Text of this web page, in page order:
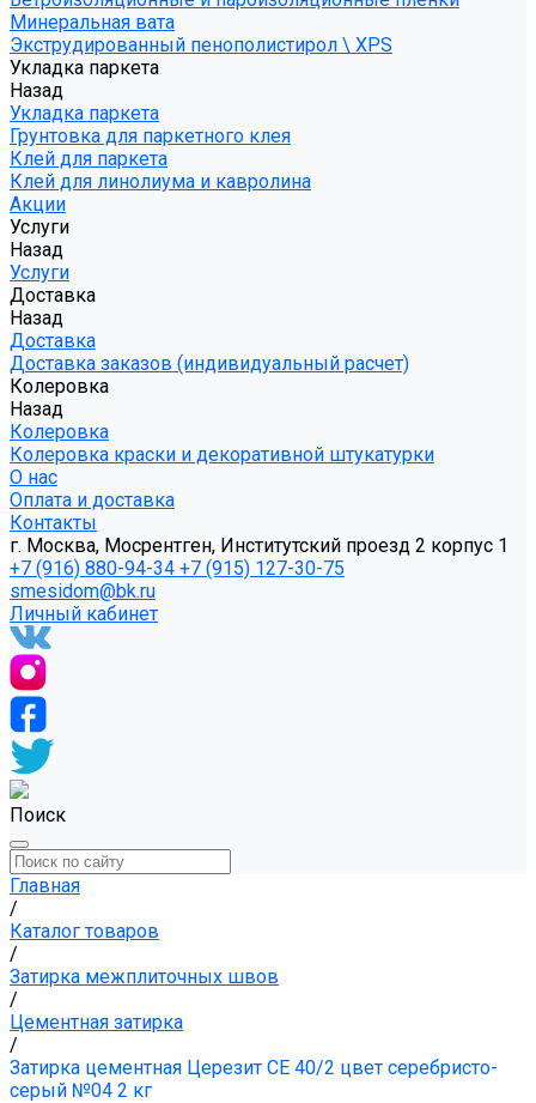
Минеральная вата
Экструдированный пенополистирол \ XPS
Укладка паркета
Назад
Укладка паркета
Грунтовка для паркетного клея
Клей для паркета
Клей для линолиума и кавролина
Акции
Услуги
Назад
Услуги
Доставка
Назад
Доставка
Доставка заказов (индивидуальный расчет)
Колеровка
Назад
Колеровка
Колеровка краски и декоративной штукатурки
О нас
Оплата и доставка
Контакты
г. Москва, Мосрентген, Институтский проезд 2 корпус 1
+7 (916) 880-94-34 +7 (915) 127-30-75
smesidom@bk.ru
Личный кабинет
Поиск
Главная
/
Каталог товаров
/
Затирка межплиточных швов
/
Цементная затирка
/
Затирка цементная Церезит CE 40/2 цвет серебристо-
серый №04 2 кг